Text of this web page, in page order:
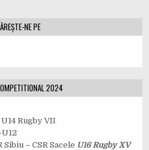
NE PE
2024
Rugby VII
Sibiu – CSR Sacele U16 Rugby XV